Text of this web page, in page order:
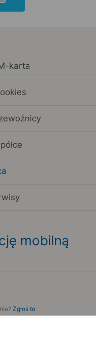
karta
mobilną
Zgłoś to